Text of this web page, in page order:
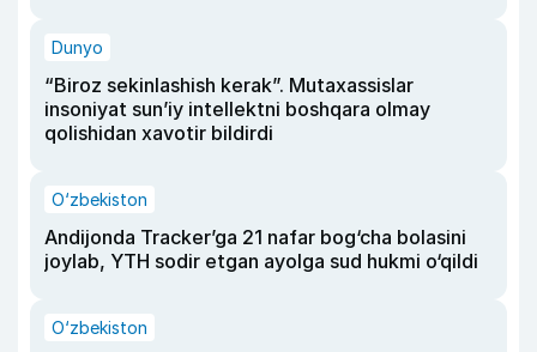
Dunyo
“Biroz sekinlashish kerak”. Mutaxassislar
insoniyat sun’iy intellektni boshqara olmay
qolishidan xavotir bildirdi
O‘zbekiston
Andijonda Tracker’ga 21 nafar bog‘cha bolasini
joylab, YTH sodir etgan ayolga sud hukmi o‘qildi
O‘zbekiston